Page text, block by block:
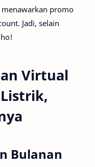
promo
Jadi, selain
Virtual
Bulanan